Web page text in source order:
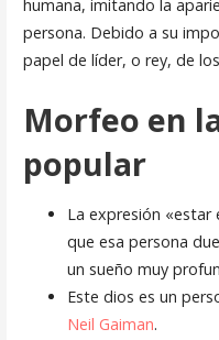
humana, imitando la
persona. Debido a su
papel de líder, o rey, de
Morfeo en
popular
La expresión «estar
que esa persona
un sueño muy
Este dios es un
Neil Gaiman.